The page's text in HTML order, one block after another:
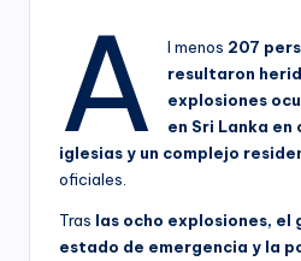
A l menos 207
resultaron
explosiones
en Sri Lanka
iglesias y un complejo
oficiales.
Tras las ocho explosiones,
estado de emergencia y la